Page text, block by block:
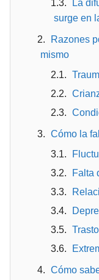
La
surge en
Razones
mismo
Cómo la
Falta
Cómo